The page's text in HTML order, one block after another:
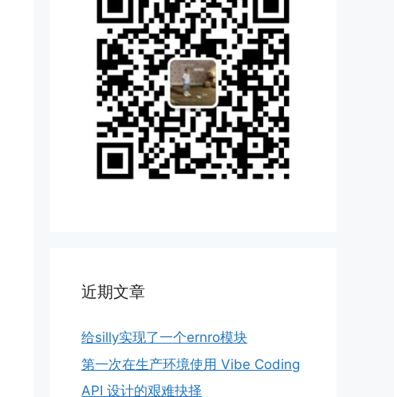
近期文章
给silly实现了一个ernro模块
第一次在生产环境使用 Vibe Coding
API 设计的艰难抉择